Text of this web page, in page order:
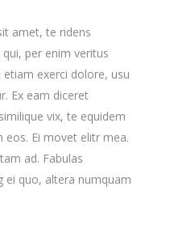
amet, te ridens
per enim veritus
exerci dolore, usu
Ex eam diceret
vix, te equidem
eos. Ei movet elitr mea.
ad. Fabulas
ei quo, altera numquam